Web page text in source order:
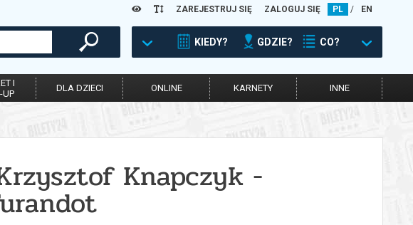
ZAREJESTRUJ SIĘ ZALOGUJ SIĘ PL / EN
KIEDY? GDZIE? CO?
I
UP
DLA DZIECI ONLINE KARNETY INNE
Knapczyk -